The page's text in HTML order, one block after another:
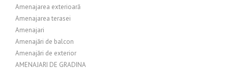
Amenajarea exterioară
Amenajarea terasei
Amenajari
Amenajări de balcon
Amenajări de exterior
AMENAJARI DE GRADINA